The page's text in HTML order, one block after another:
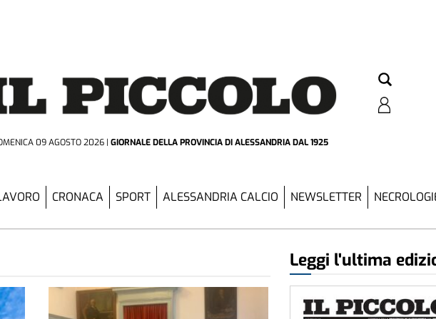
09 AGOSTO 2026 GIORNALE DELLA PROVINCIADI ALESSANDRIA DAL 1925
CRONACA SPORT ALESSANDRIA CALCIO NEWSLETTER
Leggi l'ultima